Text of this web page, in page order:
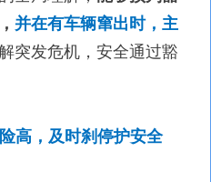
并在有车辆窜出时，主
突发危机，安全通过豁
高，及时刹停护安全